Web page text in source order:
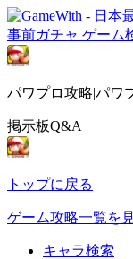
事前ガチャ ゲーム
パワプロ攻略|パワ
掲示板Q&A
トップに戻る
ゲーム攻略一覧を
キャラ検索